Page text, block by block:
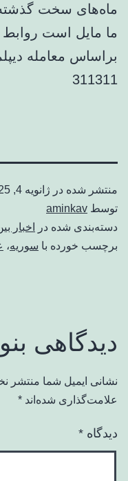
ماه‌های سخت
ما مایل است روابط
براساس معامله
311311
منتشر شده در ژانویه 4, 2025
توسط aminkav
دسته‌بندی شده در
اخبار
برچسب خورده با سوریه،
دیدگاهی
نشانی ایمیل شما منتشر
علامت‌گذاری شده‌اند *
دیدگاه *